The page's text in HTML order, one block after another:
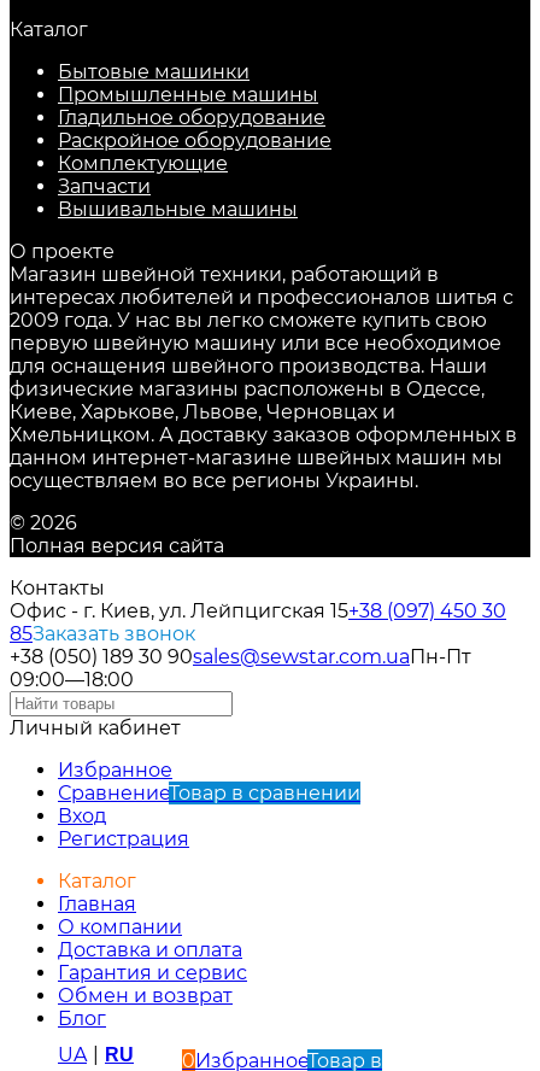
Каталог
Бытовые машинки
Промышленные машины
Гладильное оборудование
Раскройное оборудование
Комплектующие
Запчасти
Вышивальные машины
О проекте
Магазин швейной техники, работающий в
интересах любителей и профессионалов шитья с
2009 года. У нас вы легко сможете купить свою
первую швейную машину или все необходимое
для оснащения швейного производства. Наши
физические магазины расположены в Одессе,
Киеве, Харькове, Львове, Черновцах и
Хмельницком. А доставку заказов оформленных в
данном интернет-магазине швейных машин мы
осуществляем во все регионы Украины.
© 2026
Полная версия сайта
Контакты
Офис - г. Киев, ул. Лейпцигская 15+38 (097) 450 30
85Заказать звонок
+38 (050) 189 30 90sales@sewstar.com.uaПн-Пт
09:00—18:00
Личный кабинет
Избранное
СравнениеТовар в сравнении
Вход
Регистрация
Каталог
Главная
О компании
Доставка и оплата
Гарантия и сервис
Обмен и возврат
Блог
UA
RU 0ИзбранноеТовар в